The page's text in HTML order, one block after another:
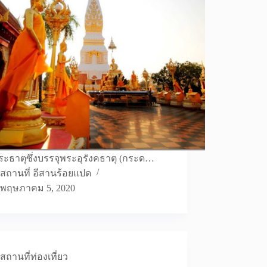
ะธาตุซึ่งบรรจุพระอุรังคธาตุ (กระด…
สถานที่ อีสานร้อยแปด
พฤษภาคม 5, 2020
สถานที่ท่องเที่ยว